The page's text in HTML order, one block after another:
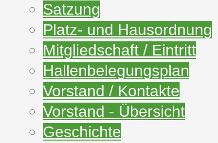
Satzung
Platz- und Hausordnung
Mitgliedschaft / Eintritt
Hallenbelegungsplan
Vorstand / Kontakte
Vorstand - Übersicht
Geschichte